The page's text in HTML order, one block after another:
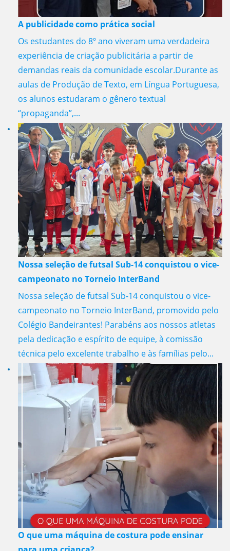
A publicidade como prática social
Os estudantes do 8º ano viveram uma verdadeira
experiência de criação publicitária a partir de
demandas reais da comunidade escolar.Durante as
aulas de Produção de Texto, em Língua Portuguesa,
os alunos estudaram o gênero textual
“propaganda”,...
Nossa seleção de futsal Sub-14 conquistou o vice-
campeonato no Torneio InterBand
Nossa seleção de futsal Sub-14 conquistou o vice-
campeonato no Torneio InterBand, promovido pelo
Colégio Bandeirantes! Parabéns aos nossos atletas
pela dedicação e espírito de equipe, à comissão
técnica pelo excelente trabalho e às famílias pelo...
O que uma máquina de costura pode ensinar